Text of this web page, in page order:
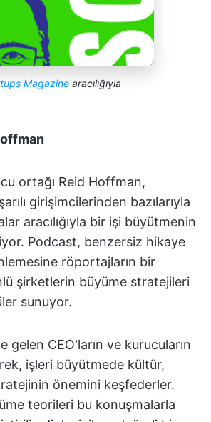
Magazinearacılığıyla
ortağı Reid Hoffman,
girişimcilerinden bazılarıyla
aracılığıyla bir işi büyütmenin
Podcast, benzersiz hikaye
röportajların bir
şirketlerin büyüme stratejileri
sunuyor.
gelen CEO'ların ve kurucuların
işleri büyütmede kültür,
önemini keşfederler.
teorileri bu konuşmalarla